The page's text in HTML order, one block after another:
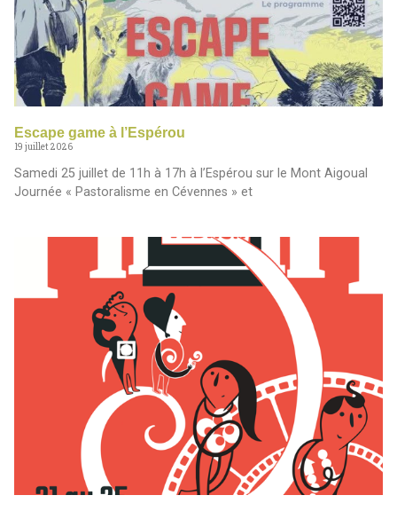
Escape game à l’Espérou
19 juillet 2026
Samedi 25 juillet de 11h à 17h à l’Espérou sur le Mont Aigoual
Journée « Pastoralisme en Cévennes » et